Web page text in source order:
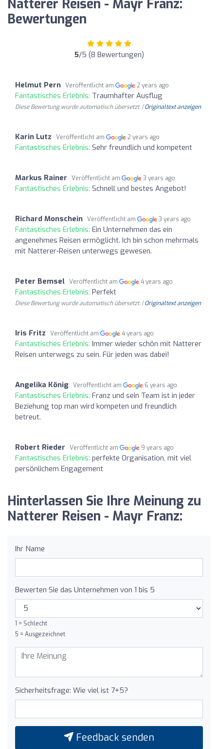
Natterer Reisen - Mayr Franz:
Bewertungen
5/5 (8 Bewertungen)
Helmut Pern Veröffentlicht am 2 years ago
Fantastisches Erlebnis: Traumhafter Ausflug
Diese Bewertung wurde automatisch übersetzt. |Originaltext anzeigen
Karin Lutz Veröffentlicht am 2 years ago
Fantastisches Erlebnis: Sehr freundlich und kompetent
Markus Rainer Veröffentlicht am 3 years ago
Fantastisches Erlebnis: Schnell und bestes Angebot!
Richard Monschein Veröffentlicht am 3 years ago
Fantastisches Erlebnis: Ein Unternehmen das ein
angenehmes Reisen ermöglicht. Ich bin schon mehrmals
mit Natterer-Reisen unterwegs gewesen.
Peter Bemsel Veröffentlicht am 4 years ago
Fantastisches Erlebnis: Perfekt
Diese Bewertung wurde automatisch übersetzt. |Originaltext anzeigen
Iris Fritz Veröffentlicht am 4 years ago
Fantastisches Erlebnis: Immer wieder schön mit Natterer
Reisen unterwegs zu sein. Für jeden was dabei!
Angelika König Veröffentlicht am 6 years ago
Fantastisches Erlebnis: Franz und sein Team ist in jeder
Beziehung top man wird kompeten und freundlich
betreut.
Robert Rieder Veröffentlicht am 9 years ago
Fantastisches Erlebnis: perfekte Organisation, mit viel
persönlichem Engagement
Hinterlassen Sie Ihre Meinung zu
Natterer Reisen - Mayr Franz:
Ihr Name
Bewerten Sie das Unternehmen von 1 bis 5
1 = Schlecht
5 = Ausgezeichnet
Sicherheitsfrage: Wie viel ist 7+5?
Feedback senden